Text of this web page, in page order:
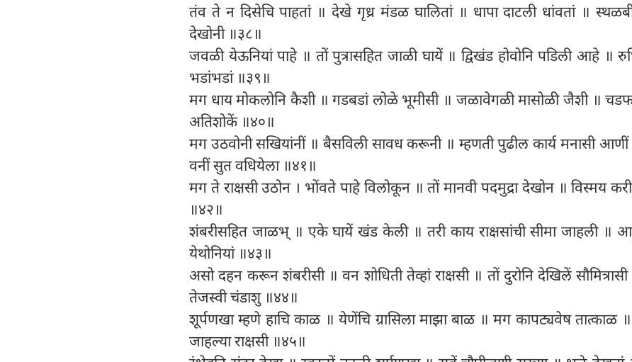
तंव ते न दिसेचि पाहतां ॥ देखे गृध्र मंडळ घालितां ॥ धापा दाटली धांवतां ॥
देखोनी ॥३८॥
जवळी येऊनियां पाहे ॥ तों पुत्रासहित जाळी घायें ॥ द्विखंड होवोनि पडिली आहे ॥
भडांभडां ॥३९॥
मग धाय मोकलोनि कैशी ॥ गडबडां लोळे भूमीसी ॥ जळावेगळी मासोळी जैशी ॥
अतिशोकें ॥४०॥
मग उठवोनी सखियांनीं ॥ बैसविली सावध करूनी ॥ म्हणती पुढील कार्य मनासी
वनीं सुत वधियेला ॥४१॥
मग ते राक्षसी उठोन । भोंवते पाहे विलोकून ॥ तों मानवी पदमुद्रा देखोन ॥ विस्मय
॥४२॥
शंबरीसहित जाळभ् ॥ एके घायें खंड केली ॥ तरी काय राक्षसांची सीमा जाहली ॥
येथोनियां ॥४३॥
असो दहन करून शंबरीसी ॥ वन शोधिती तेव्हां राक्षसी ॥ तों दुरोनि देखिलें
तेजस्वी चंडाशु ॥४४॥
शूर्पणखा म्हणे हाचि काळ ॥ येणेंचि ग्रासिला माझा बाळ ॥ मग कापट्यवेष तात्काळ ॥
जाहल्या राक्षसी ॥४५॥